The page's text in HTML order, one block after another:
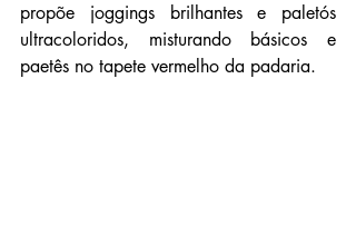
propõe joggings brilhantes e paletós
ultracoloridos, misturando básicos e
paetês no tapete vermelho da padaria.